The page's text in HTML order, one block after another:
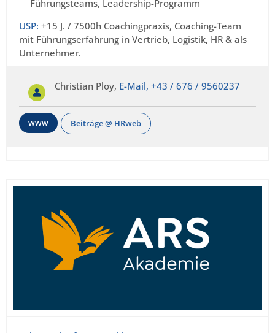
Führungsteams, Leadership-Programm
USP: +15 J. / 7500h Coachingpraxis, Coaching-Team
mit Führungserfahrung in Vertrieb, Logistik, HR & als
Unternehmer.
Christian Ploy, E-Mail, +43 / 676 / 9560237
www Beiträge @ HRweb